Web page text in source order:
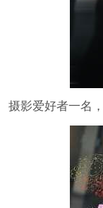
摄影爱好者一名